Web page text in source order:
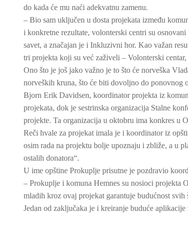
do kada će mu naći adekvatnu zamenu.
– Bio sam uključen u dosta projekata između
i konkretne rezultate, volonterski centri su
savet, a značajan je i Inkluzivni hor. Kao važan
tri projekta koji su već zaživeli – Volonterski
Ono što je još jako važno je to što će norveška
norveških kruna, što će biti dovoljno do ponovnog
Bjorn Erik Davidsen, koordinator projekta iz
projekata, dok je sestrinska organizacija Stalne
projekte. Ta organizacija u oktobru ima konkres u
Reči hvale za projekat imala je i koordinator iz
osim rada na projektu bolje upoznaju i zbliže, a u
ostalih donatora“.
U ime opštine Prokuplje prisutne je pozdravio
– Prokuplje i komuna Hemnes su nosioci projekta
mladih kroz ovaj projekat garantuje budućnost svih
Jedan od zaključaka je i kreiranje buduće